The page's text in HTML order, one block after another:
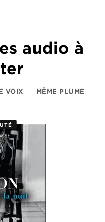
audio à
VOIX MÊME PLUME